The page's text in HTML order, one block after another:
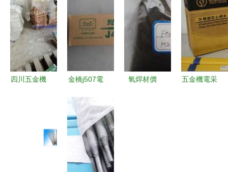
的焊接優選
機電領域的
專業解讀與
應用
結合，助力
工業發展
應河北省曼
徹特焊接材
四川五金機
發布的便捷
金橋j507電
焊材集團有
限責任總公
司
氧焊材價
五金機電采